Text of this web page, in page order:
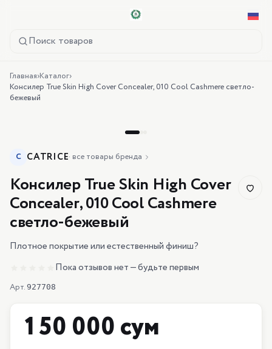
Поиск товаров
Главная›Каталог›
Консилер True Skin High Cover Concealer, 010 Cool Cashmere светло-
бежевый
C CATRICE· все товары бренда
Консилер True Skin High Cover
Concealer, 010 Cool Cashmere
светло-бежевый
Плотное покрытие или естественный финиш?
Пока отзывов нет — будьте первым
Арт. 927708
150 000 сум